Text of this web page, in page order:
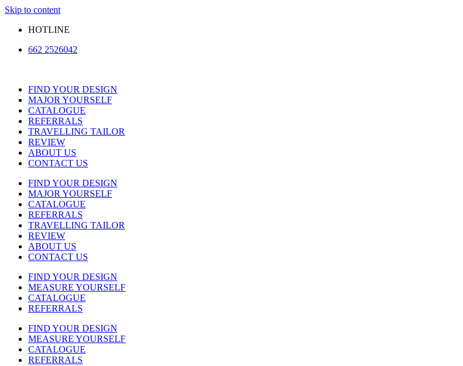
Skip to content
HOTLINE
662 2526042
FIND YOUR DESIGN
MAJOR YOURSELF
CATALOGUE
REFERRALS
TRAVELLING TAILOR
REVIEW
ABOUT US
CONTACT US
FIND YOUR DESIGN
MAJOR YOURSELF
CATALOGUE
REFERRALS
TRAVELLING TAILOR
REVIEW
ABOUT US
CONTACT US
FIND YOUR DESIGN
MEASURE YOURSELF
CATALOGUE
REFERRALS
FIND YOUR DESIGN
MEASURE YOURSELF
CATALOGUE
REFERRALS